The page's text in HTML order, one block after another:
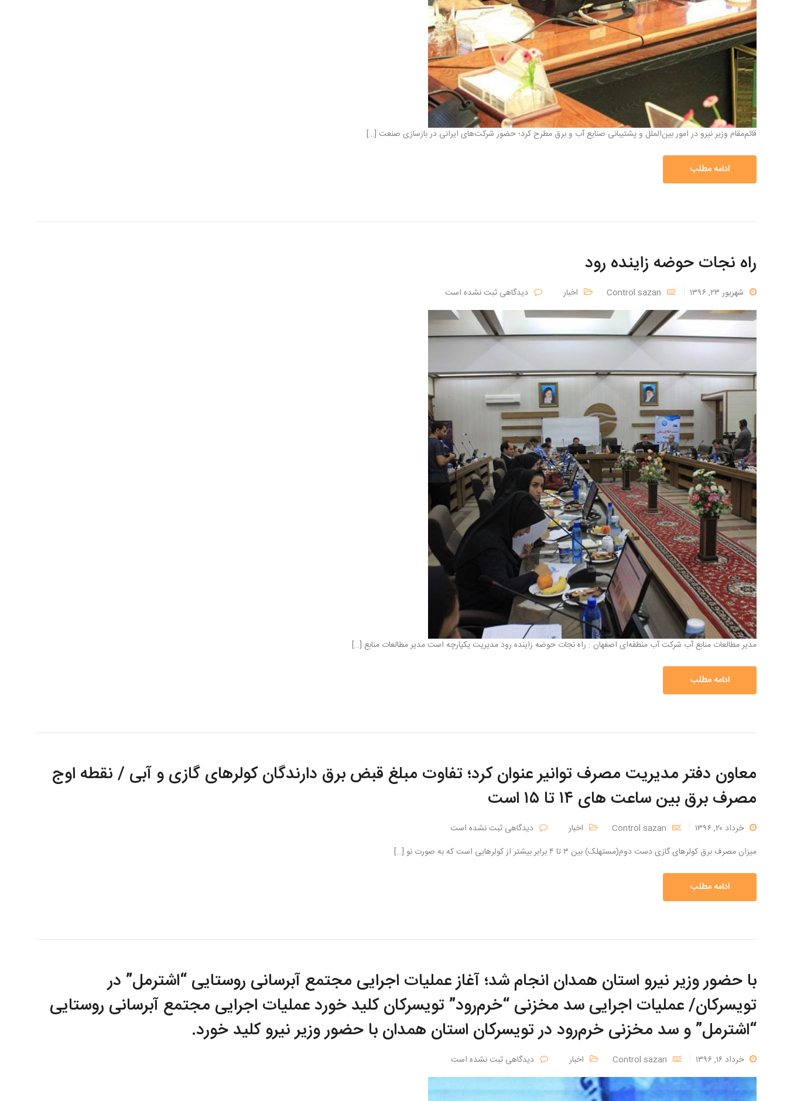
قائم‌مقام وزیر نیرو در امور بین‌الملل و پشتیبانی صنایع آب و برق مطرح کرد؛ حضور شرکت‌های ایرانی در بازسازی صنعت […]
ادامه مطلب
راه نجات حوضه زاینده رود
شهریور ۲۳, ۱۳۹۶ Control sazan اخبار دیدگاهی ثبت نشده است
مدیر مطالعات منابع آب شرکت آب منطقه‌ای اصفهان : راه نجات حوضه زاینده رود مدیریت یکپارچه است مدیر مطالعات منابع […]
ادامه مطلب
معاون دفتر مدیریت مصرف توانیر عنوان کرد؛ تفاوت مبلغ قبض برق دارندگان کولرهای گازی و آبی / نقطه اوج
مصرف برق بین ساعت های ۱۴ تا ۱۵ است
خرداد ۲۰, ۱۳۹۶ Control sazan اخبار
دیدگاهی ثبت نشده است
میزان مصرف برق کولرهای گازی دست دوم(مستهلک) بین ۳ تا ۴ برابر بیشتر از کولرهایی است که به صورت نو […]
ادامه مطلب
با حضور وزیر نیرو استان همدان انجام شد؛ آغاز عملیات اجرایی مجتمع آبرسانی روستایی “اشترمل” در
تویسرکان/ عملیات اجرایی سد مخزنی “خرم‌رود” تویسرکان کلید خورد عملیات اجرایی مجتمع آبرسانی روستایی
“اشترمل” و سد مخزنی خرم‌رود در تویسرکان استان همدان با حضور وزیر نیرو کلید خورد.
خرداد ۱۶, ۱۳۹۶ Control sazan اخبار دیدگاهی ثبت نشده است